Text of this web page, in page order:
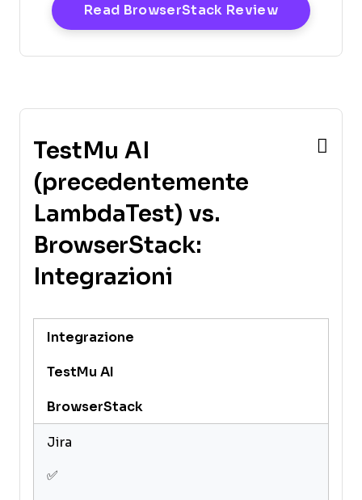
Read BrowserStack ReviewOpens New
TestMu AI
(precedentemente
LambdaTest) vs.
BrowserStack:
Integrazioni
Integrazione
TestMu AI
BrowserStack
Jira
✅